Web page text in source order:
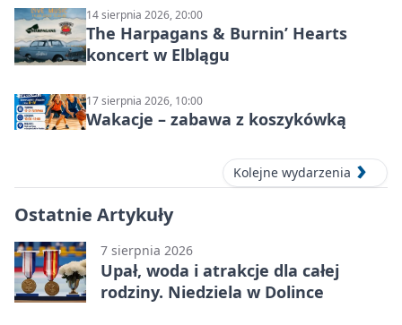
14 sierpnia 2026, 20:00
The Harpagans & Burnin’ Hearts
koncert w Elblągu
17 sierpnia 2026, 10:00
Wakacje – zabawa z koszykówką
Kolejne wydarzenia
Ostatnie Artykuły
7 sierpnia 2026
Upał, woda i atrakcje dla całej
rodziny. Niedziela w Dolince